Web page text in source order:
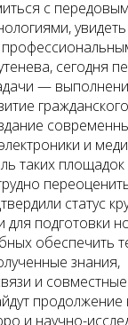
с
сегодня
—
гражданского
и
таких площадок
статус
для подготовки
обеспечить
знания,
и
продолжение
и научно-